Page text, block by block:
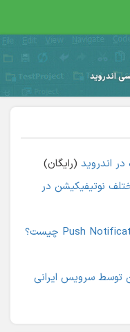
اندروید
(رایگان)
نوتیفیکیشن در
توسط سرویس ایرانی